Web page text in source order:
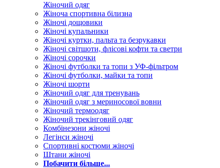
Жіночий одяг
Жіноча спортивна білизна
Жіночі дощовики
Жіночі купальники
Жіночі куртки, пальта та безрукавки
Жіночі світшоти, флісові кофти та светри
Жіночі сорочки
Жіночі футболки та топи з УФ-фільтром
Жіночі футболки, майки та топи
Жіночі шорти
Жіночий одяг для тренувань
Жіночий одяг з мериносової вовни
Жіночий термоодяг
Жіночий трекінговий одяг
Комбінезони жіночі
Легінси жіночі
Спортивні костюми жіночі
Штани жіночі
Побачити більше...